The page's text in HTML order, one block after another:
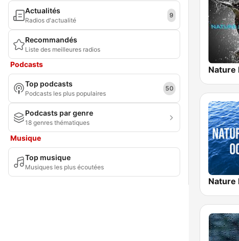
Actualités
Radios d'actualité
9
Recommandés
Liste des meilleures radios
Podcasts
Top podcasts
Podcasts les plus populaires
50
Podcasts par genre
18 genres thématiques
Musique
Top musique
Musiques les plus écoutées